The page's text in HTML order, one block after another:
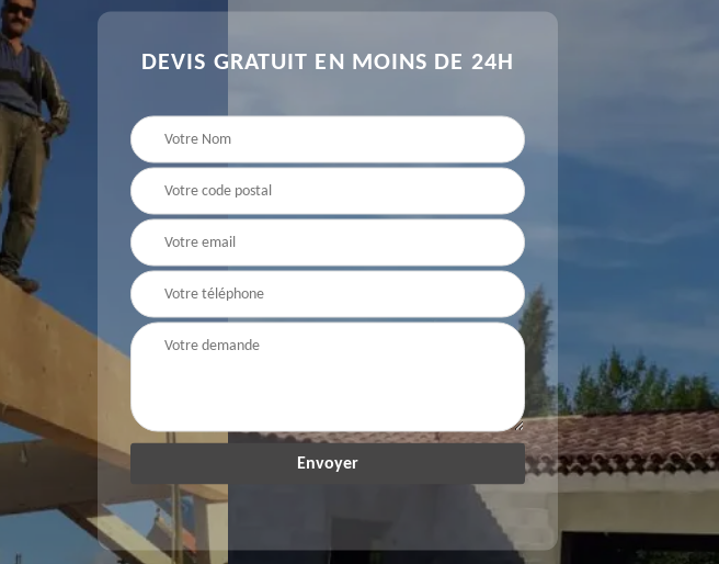
DEVIS GRATUIT EN MOINS DE 24H